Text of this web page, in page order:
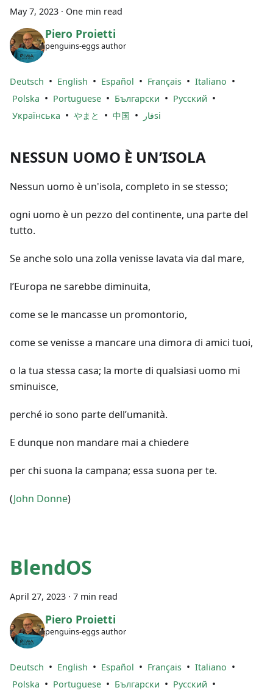
May 7, 2023 · One min read
Piero Proietti
penguins-eggs author
Deutsch • English • Español • Français • Italiano •
Polska • Portuguese • Български • Русский •
Українська • やまと • 中国 • فارsi
NESSUN UOMO È UN’ISOLA
Nessun uomo è un'isola, completo in se stesso;
ogni uomo è un pezzo del continente, una parte del
tutto.
Se anche solo una zolla venisse lavata via dal mare,
l’Europa ne sarebbe diminuita,
come se le mancasse un promontorio,
come se venisse a mancare una dimora di amici tuoi,
o la tua stessa casa; la morte di qualsiasi uomo mi
sminuisce,
perché io sono parte dell’umanità.
E dunque non mandare mai a chiedere
per chi suona la campana; essa suona per te.
(John Donne)
BlendOS
April 27, 2023 · 7 min read
Piero Proietti
penguins-eggs author
Deutsch • English • Español • Français • Italiano •
Polska • Portuguese • Български • Русский •